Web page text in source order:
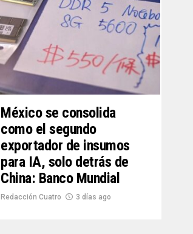
México se consolida
como el segundo
exportador de insumos
para IA, solo detrás de
China: Banco Mundial
Redacción Cuatro 3 días ago